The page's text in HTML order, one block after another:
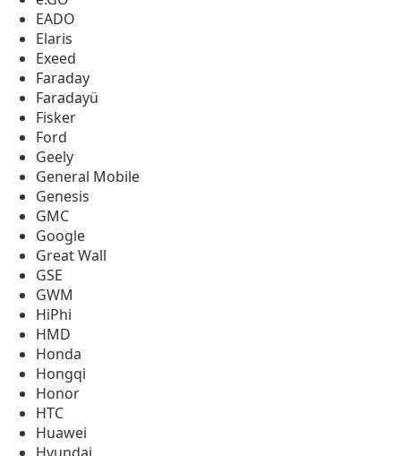
EADO
Elaris
Exeed
Faraday
Faradayü
Fisker
Ford
Geely
General Mobile
Genesis
GMC
Google
Great Wall
GSE
GWM
HiPhi
HMD
Honda
Hongqi
Honor
HTC
Huawei